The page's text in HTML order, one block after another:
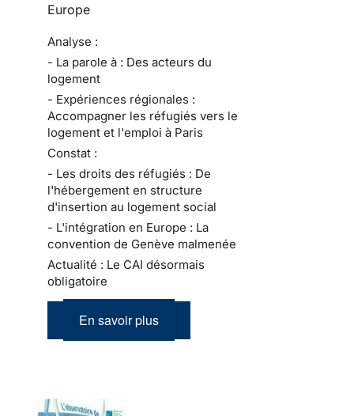
Europe
Analyse :
- La parole à : Des acteurs du
logement
- Expériences régionales :
Accompagner les réfugiés vers le
logement et l'emploi à Paris
Constat :
- Les droits des réfugiés : De
l'hébergement en structure
d'insertion au logement social
- L'intégration en Europe : La
convention de Genève malmenée
Actualité : Le CAI désormais
obligatoire
En savoir plus